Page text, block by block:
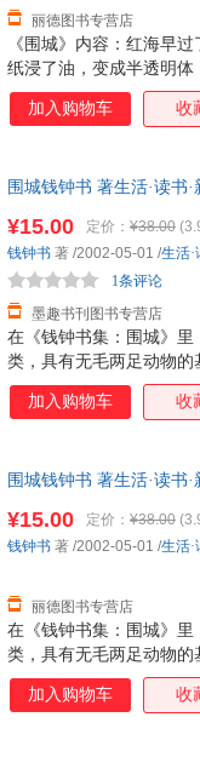
《围城》内容：红海早
纸浸了油，变成半透明
着酡红。到红消醉醒，
合中国旧历的三伏，一
丽德图书专营店
加入购物车 收
围城钱钟书 著生活·读书
在《钱钟书集：围城》
类，具有无毛两足动物
权利的。 《钱钟书集：
事，省出时间来，得以
¥15.00 定价： ¥38.00
墨趣书刊图书专营店
1条评论
钱钟书 著 /2002-05-01 /生活·
加入购物车 收
围城钱钟书 著生活·读书
在《钱钟书集：围城》
类，具有无毛两足动物
权利的。 《钱钟书集：
事，省出时间来，得以
¥15.00 定价： ¥38.00
丽德图书专营店
钱钟书 著 /2002-05-01 /生活·
加入购物车 收